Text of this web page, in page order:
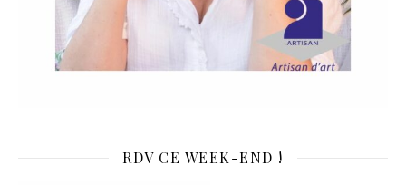
RDV CE WEEK-END !